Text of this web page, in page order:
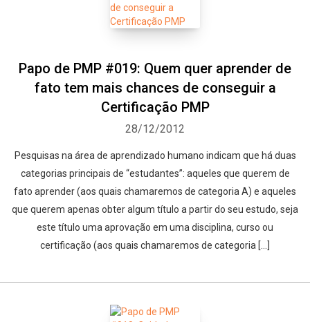
Papo de PMP #019: Quem quer aprender de
fato tem mais chances de conseguir a
Certificação PMP
28/12/2012
Pesquisas na área de aprendizado humano indicam que há duas
categorias principais de “estudantes”: aqueles que querem de
fato aprender (aos quais chamaremos de categoria A) e aqueles
que querem apenas obter algum título a partir do seu estudo, seja
este título uma aprovação em uma disciplina, curso ou
certificação (aos quais chamaremos de categoria […]